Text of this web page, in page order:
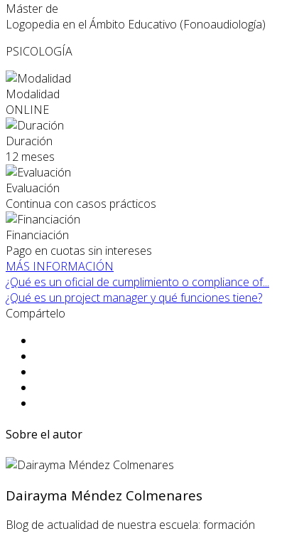
Máster de
Logopedia en el Ámbito Educativo (Fonoaudiología)
PSICOLOGÍA
Modalidad
ONLINE
Duración
12 meses
Evaluación
Continua con casos prácticos
Financiación
Pago en cuotas sin intereses
MÁS INFORMACIÓN
¿Qué es un oficial de cumplimiento o compliance of...
¿Qué es un project manager y qué funciones tiene?
Compártelo
Sobre el autor
Dairayma Méndez Colmenares
Blog de actualidad de nuestra escuela: formación